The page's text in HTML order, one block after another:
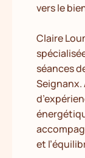
vers le
Claire
séances
Seignanx.
et